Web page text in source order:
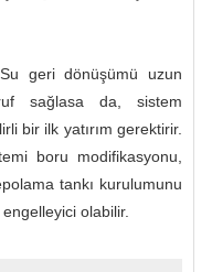
geri dönüşümü uzun
sağlasa da, sistem
bir ilk yatırım gerektirir.
boru modifikasyonu,
tankı kurulumunu
olabilir.